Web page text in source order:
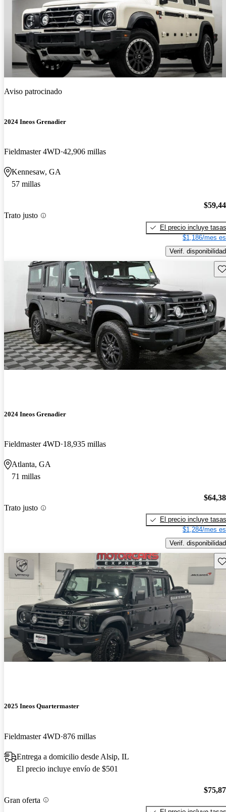
Aviso patrocinado
2024 Ineos Grenadier
Fieldmaster 4WD 42,906 millas
Kennesaw, GA
57 millas
Trato justo
El precio incluye tasas
$1,186/mes
Verif. disponibilidad
2024 Ineos Grenadier
Fieldmaster 4WD 18,935 millas
Atlanta, GA
71 millas
Trato justo
El precio incluye tasas
$1,284/mes
Verif. disponibilidad
2025 Ineos Quartermaster
Fieldmaster 4WD 876 millas
Entrega a domicilio desde Alsip, IL
El precio incluye envío de $501
Gran oferta